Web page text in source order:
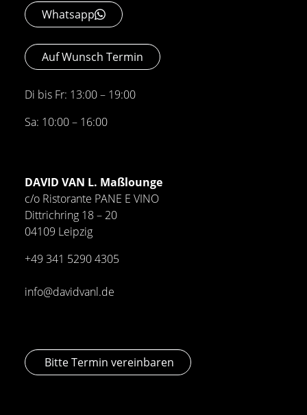
Whatsapp
Auf Wunsch Termin
Di bis Fr: 13:00 – 19:00
Sa: 10:00 – 16:00
DAVID VAN L. Maßlounge
c/o Ristorante PANE E VINO
Dittrichring 18 – 20
04109 Leipzig
+49 341 5290 4305
info@davidvanl.de
Bitte Termin vereinbaren